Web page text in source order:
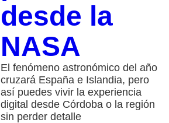
desde la
NASA
El fenómeno astronómico del año
cruzará España e Islandia, pero
así puedes vivir la experiencia
digital desde Córdoba o la región
sin perder detalle